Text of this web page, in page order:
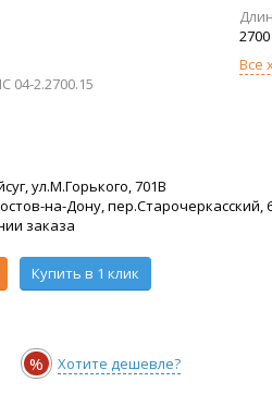
2700
Все
2.2700.15
ул.М.Горького, 701В
на-Дону, пер.Старочеркасский,
заказа
Купить в 1 клик
% Хотите дешевле?